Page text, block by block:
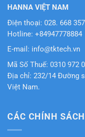
HANNA VIỆT NAM
Điện thoại: 028. 668
Hotline: +84947778884
E-mail: info@tktech.vn
Mã Số Thuế: 0310 972
Địa chỉ: 232/14 Đường
Việt Nam.
CÁC CHÍNH